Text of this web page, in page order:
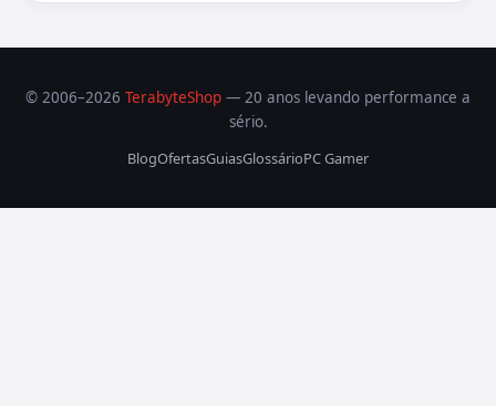
© 2006–2026 TerabyteShop — 20 anos levando performance a
sério.
BlogOfertasGuiasGlossárioPC Gamer